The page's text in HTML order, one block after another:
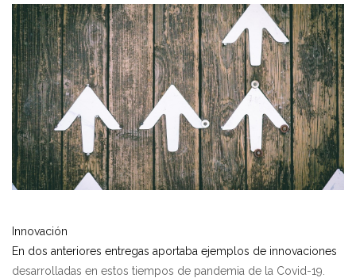
Innovación
En dos anteriores entregas aportaba ejemplos de innovaciones
desarrolladas en estos tiempos de pandemia de la Covid-19.